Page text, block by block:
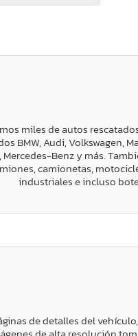
miles de autos
BMW, Audi, Volkswagen,
Mercedes-Benz y más.
camionetas,
industriales e incluso
de detalles del